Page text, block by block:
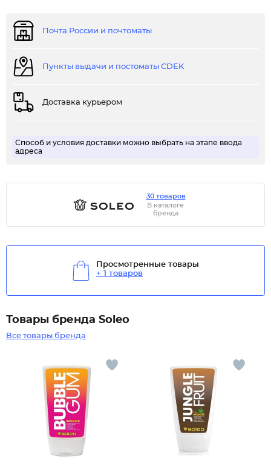
Почта России и почтоматы
Пункты выдачи и постоматы CDEK
Доставка курьером
Способ и условия доставки можно выбрать на этапе ввода
адреса
30 товаров
В каталоге
бренда
Просмотренные товары
+ 1 товаров
Товары бренда Soleo
Все товары бренда